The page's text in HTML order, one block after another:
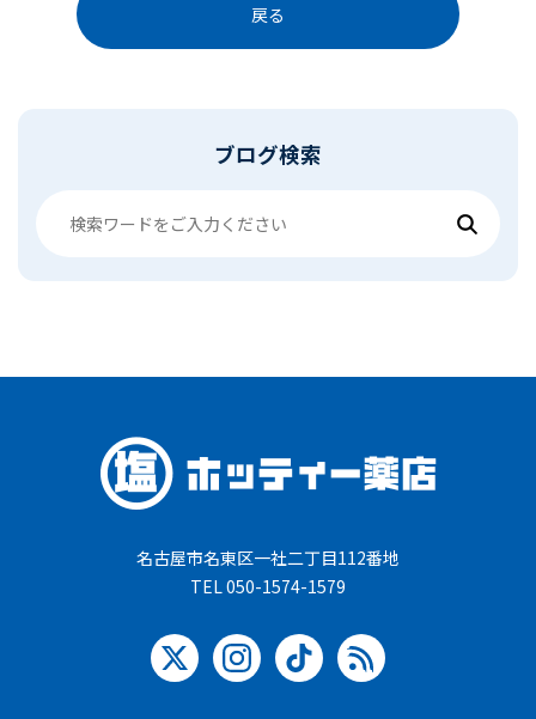
戻る
ブログ検索
名古屋市名東区一社二丁目112番地
TEL 050-1574-1579